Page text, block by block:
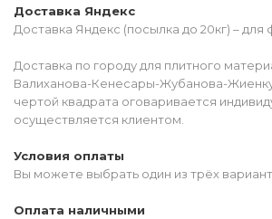
Доставка Яндекс
Доставка Яндекс (посылка до 20кг) – для
Доставка по городу для плитного
Валиханова-Кенесары-Жубанова-
чертой квадрата оговаривается
осуществляется клиентом.
Условия оплаты
Вы можете выбрать один из трёх
Оплата наличными